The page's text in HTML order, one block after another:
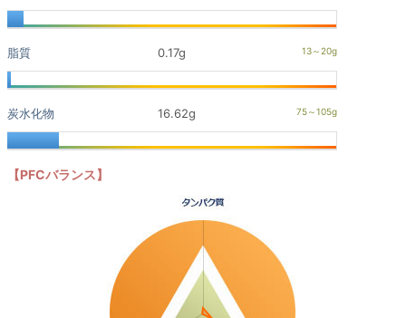
脂質 0.17g
炭水化物 16.62g
【PFCバランス】